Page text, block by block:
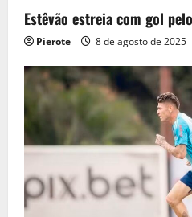
Estêvão estreia com gol
Pierote 8 de agosto de 2025